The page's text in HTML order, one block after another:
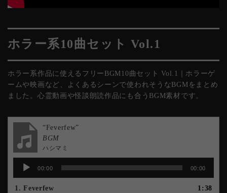
ホラー系10曲セット Vol.1
ホラー系作品に使えるフリーBGM10曲セット Vol.1｜ホラーゲ
ームや映画など、よくあるシーンで使われそうなBGMをまとめ
ました。心霊動画や怪談朗読作品にも合うBGM素材です。
“Feverfew”
BGM
ハシマミ
プ
00:00 00:00
1.Feverfew
1:38